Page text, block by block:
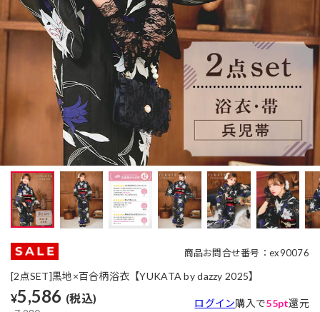
商品お問合せ番号：ex90076
[2点SET]黒地×百合柄浴衣【YUKATA by dazzy 2025】
¥5,586 (税込) ログイン購入で55pt還元